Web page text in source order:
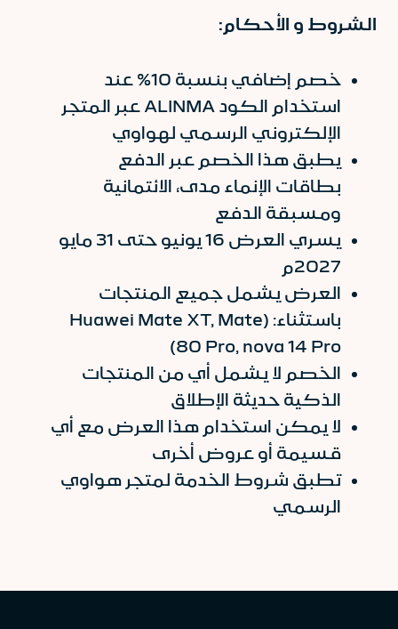
الشروط و الأحكام:
خصم إضافي بنسبة 10% عند
استخدام الكود ALINMA عبر المتجر
الإلكتروني الرسمي لهواوي
يطبق هذا الخصم عبر الدفع
بطاقات الإنماء مدى، الائتمانية
ومسبقة الدفع
يسري العرض 16 يونيو حتى 31 مايو
2027م
العرض يشمل جميع المنتجات
باستثناء: (Huawei Mate XT, Mate
80 Pro, nova 14 Pro)
الخصم لا يشمل أي من المنتجات
الذكية حديثة الإطلاق
لا يمكن استخدام هذا العرض مع أي
قسيمة أو عروض أخرى
تطبق شروط الخدمة لمتجر هواوي
الرسمي